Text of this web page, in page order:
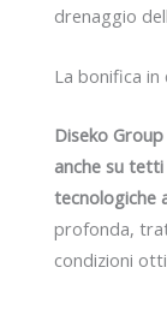
drenaggio
La bonifica in
Diseko
anche su
tecnologiche
profonda,
condizioni